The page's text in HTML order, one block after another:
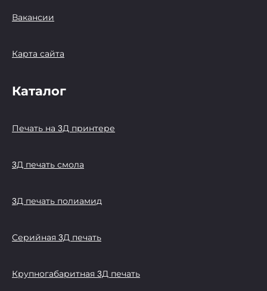
Вакансии
Карта сайта
Каталог
Печать на 3Д принтере
3Д печать смола
3Д печать полиамид
Серийная 3Д печать
Крупногабаритная 3Д печать